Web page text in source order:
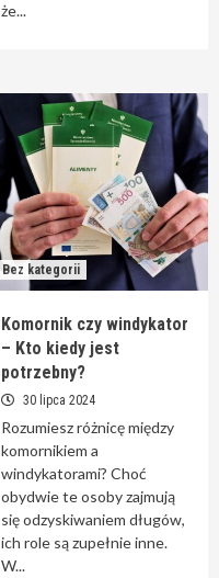
że...
Bez kategorii
Komornik czy windykator
– Kto kiedy jest
potrzebny?
30 lipca 2024
Rozumiesz różnicę między
komornikiem a
windykatorami? Choć
obydwie te osoby zajmują
się odzyskiwaniem długów,
ich role są zupełnie inne.
W...